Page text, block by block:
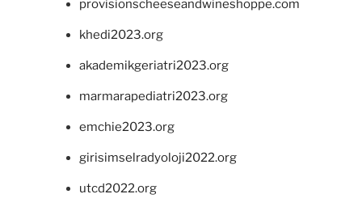
provisionscheeseandwineshoppe.com
khedi2023.org
akademikgeriatri2023.org
marmarapediatri2023.org
emchie2023.org
girisimselradyoloji2022.org
utcd2022.org